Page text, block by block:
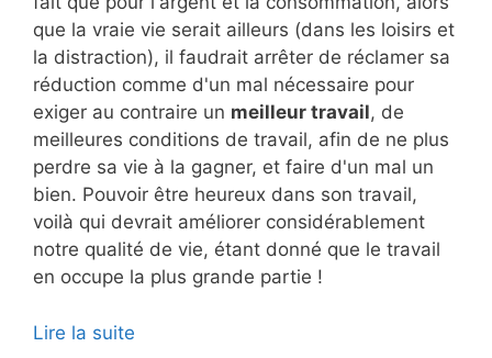
que la vraie vie serait ailleurs (dans les loisirs et
la distraction), il faudrait arrêter de réclamer sa
réduction comme d'un mal nécessaire pour
exiger au contraire un meilleur travail, de
meilleures conditions de travail, afin de ne plus
perdre sa vie à la gagner, et faire d'un mal un
bien. Pouvoir être heureux dans son travail,
voilà qui devrait améliorer considérablement
notre qualité de vie, étant donné que le travail
en occupe la plus grande partie !
Lire la suite